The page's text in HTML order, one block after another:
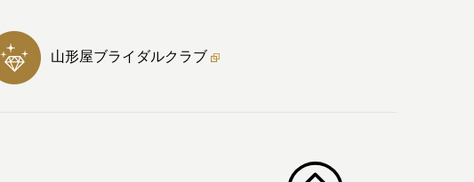
山形屋ブライダルクラブ